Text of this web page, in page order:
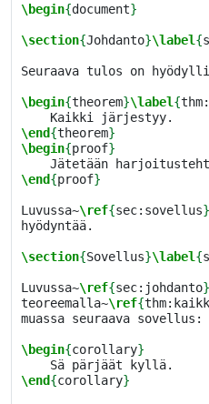
\begin{document}
\section{Johdanto}\label{
Seuraava tulos on
\begin{theorem}\label{
\end{theorem}
\begin{proof}
\end{proof}
Luvussa~\ref{sec:sovellus}
hyödyntää.
\section{Sovellus}\label{
Luvussa~\ref{sec:johdanto}
teoreemalla~\ref{
muassa seuraava sovellus:
\begin{corollary}
\end{corollary}